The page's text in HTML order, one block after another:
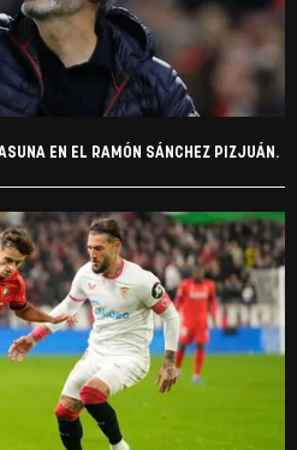
EN EL RAMÓN SÁNCHEZ PIZJUÁN.